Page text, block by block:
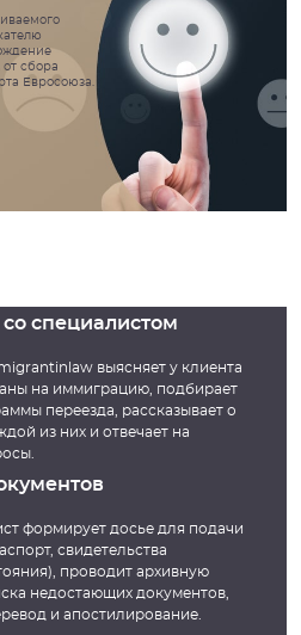
от сбора
Евросоюза.
со специалистом
выясняет у клиента
на иммиграцию, подбирает
переезда, рассказывает о
из них и отвечает на
формирует досье для подачи
свидетельства
проводит архивную
недостающих документов,
и апостилирование.